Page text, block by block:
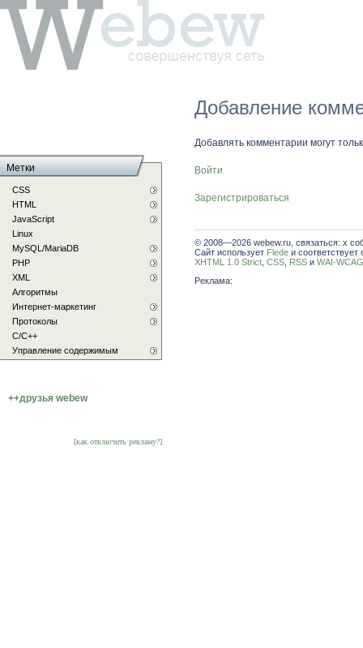
Добавление
Добавлять комментарии могут
Войти
Зарегистрироваться
© 2008—2026 webew.ru, связаться: x
Сайт использует Flede и соответствует
XHTML 1.0 Strict CSS RSS и WAI-
Реклама:
Метки
CSS
HTML
JavaScript
Linux
MySQL/MariaDB
PHP
XML
Алгоритмы
Интернет-маркетинг
Протоколы
С/C++
Управление содержимым
++друзья webew
[как отключить рекламу?]